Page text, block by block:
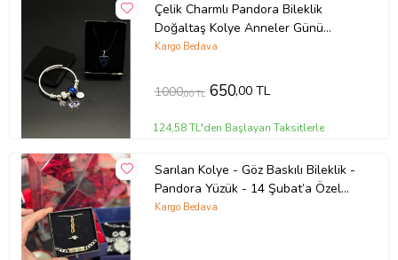
Çelik Charmlı Pandora Bileklik
Doğaltaş Kolye Anneler Günü
Hediyesi,doğum Günü,Konsept
hediyesiHediyeKutusuHediye Sepeti
Kargo Bedava
1000,00 TL 650,00 TL
124,58 TL'den Başlayan Taksitlerle
Sarılan Kolye - Göz Baskılı Bileklik -
Pandora Yüzük - 14 Şubat’a Özel
Harika Set Kombin
Kargo Bedava